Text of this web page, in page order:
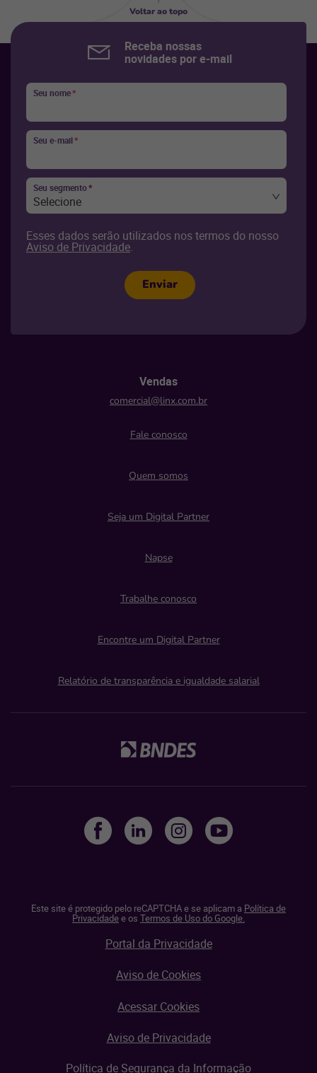
Voltar ao topo
Receba nossas
novidades por e-mail
Seu nome*
Seu e-mail*
Seu segmento*
Selecione
Esses dados serão utilizados nos termos do nosso
Aviso de Privacidade.
Enviar
Vendas
comercial@linx.com.br
Fale conosco
Quem somos
Seja um Digital Partner
Napse
Trabalhe conosco
Encontre um Digital Partner
Relatório de transparência e igualdade salarial
Este site é protegido pelo reCAPTCHA e se aplicam a Política de
Privacidadee os Termos de Uso do Google.
Portal da Privacidade
Aviso de Cookies
Acessar Cookies
Aviso de Privacidade
Política de Segurança da Informação